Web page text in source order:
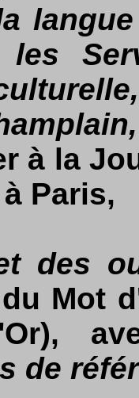
les
à la
Paris,
des
Mot
de